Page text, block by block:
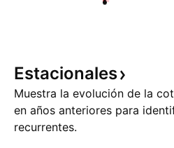
Estacionales
Muestra la evolución de la
en años anteriores para
recurrentes.